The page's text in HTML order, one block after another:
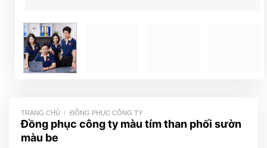
TRANG CHỦ / ĐỒNG PHỤC CÔNG TY
Đồng phục công ty màu tím than phối sườn
màu be